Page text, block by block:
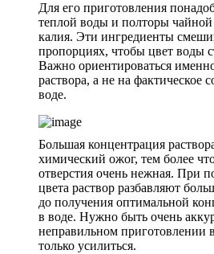
Для его приготовления
теплой воды и полторы
калия. Эти ингредиенты
пропорциях, чтобы цвет воды
Важно ориентироваться
раствора, а не на фактическое
воде.
Большая концентрация
химический ожог, тем более
отверстия очень нежная. При
цвета раствор разбавляют
до получения оптимальной
в воде. Нужно быть очень
неправильном приготовлении
только усилиться.